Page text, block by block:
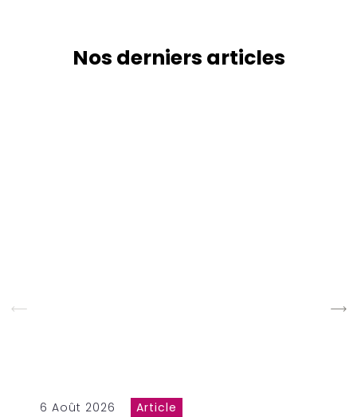
Nos derniers articles
6 Août 2026
Article